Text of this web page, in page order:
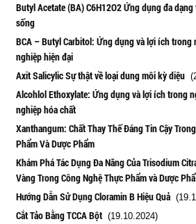
Butyl Acetate (BA) C6H12O2 Ứng dụng đa
sống
BCA – Butyl Carbitol: Ứng dụng và lợi ích trong
nghiệp hiện đại
Axit Salicylic Sự thật về loại dung môi kỳ diệu
Alcohlol Ethoxylate: Ứng dụng và lợi ích trong
nghiệp hóa chất
Xanthangum: Chất Thay Thế Đáng Tin Cậy
Phẩm Và Dược Phẩm
Khám Phá Tác Dụng Đa Năng Của Trisodium
Vàng Trong Công Nghệ Thực Phẩm và Dược Phẩ
Hướng Dẫn Sử Dụng Cloramin B Hiệu Quả
Cắt Tảo Bằng TCCA Bột (19.10.2024)